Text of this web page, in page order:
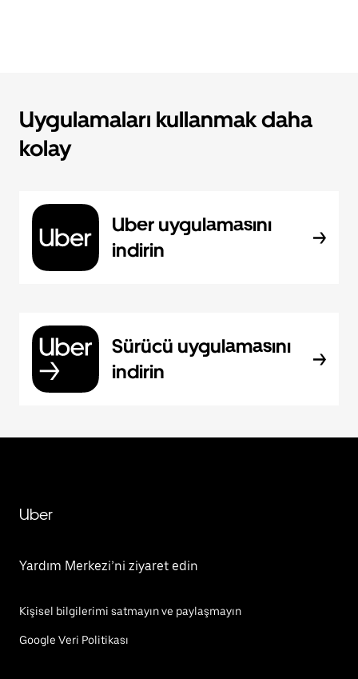
Uygulamaları kullanmak daha
kolay
Uber uygulamasını
indirin
Sürücü uygulamasını
indirin
Uber
Yardım Merkezi’ni ziyaret edin
Kişisel bilgilerimi satmayın ve paylaşmayın
Google Veri Politikası